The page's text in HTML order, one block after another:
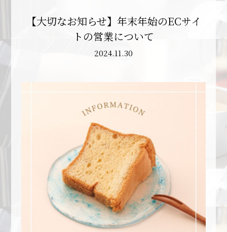
【大切なお知らせ】年末年始のECサイ
トの営業について
2024.11.30